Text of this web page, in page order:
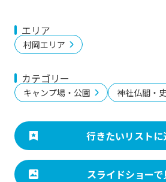
エリア
村岡エリア
カテゴリー
キャンプ場・公園 神社仏閣・
行きたいリストに
スライドショーで